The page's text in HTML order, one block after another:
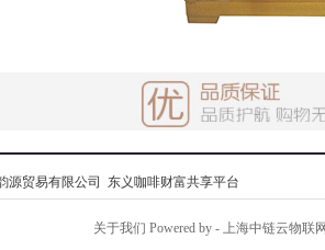
源贸易有限公司 东义咖啡财富共享平台
关于我们 Powered by - 上海中链云物联